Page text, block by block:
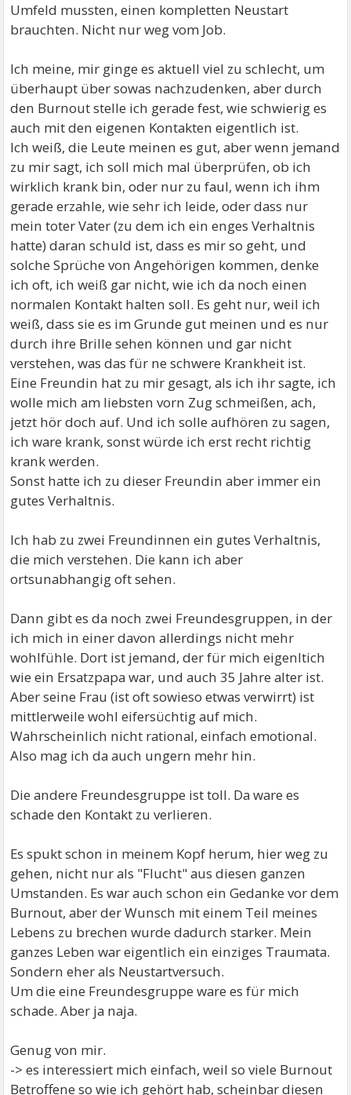
Umfeld mussten, einen kompletten Neustart
brauchten. Nicht nur weg vom Job.
Ich meine, mir ginge es aktuell viel zu schlecht, um
überhaupt über sowas nachzudenken, aber durch
den Burnout stelle ich gerade fest, wie schwierig es
auch mit den eigenen Kontakten eigentlich ist.
Ich weiß, die Leute meinen es gut, aber wenn jemand
zu mir sagt, ich soll mich mal überprüfen, ob ich
wirklich krank bin, oder nur zu faul, wenn ich ihm
gerade erzahle, wie sehr ich leide, oder dass nur
mein toter Vater (zu dem ich ein enges Verhaltnis
hatte) daran schuld ist, dass es mir so geht, und
solche Sprüche von Angehörigen kommen, denke
ich oft, ich weiß gar nicht, wie ich da noch einen
normalen Kontakt halten soll. Es geht nur, weil ich
weiß, dass sie es im Grunde gut meinen und es nur
durch ihre Brille sehen können und gar nicht
verstehen, was das für ne schwere Krankheit ist.
Eine Freundin hat zu mir gesagt, als ich ihr sagte, ich
wolle mich am liebsten vorn Zug schmeißen, ach,
jetzt hör doch auf. Und ich solle aufhören zu sagen,
ich ware krank, sonst würde ich erst recht richtig
krank werden.
Sonst hatte ich zu dieser Freundin aber immer ein
gutes Verhaltnis.
Ich hab zu zwei Freundinnen ein gutes Verhaltnis,
die mich verstehen. Die kann ich aber
ortsunabhangig oft sehen.
Dann gibt es da noch zwei Freundesgruppen, in der
ich mich in einer davon allerdings nicht mehr
wohlfühle. Dort ist jemand, der für mich eigenltich
wie ein Ersatzpapa war, und auch 35 Jahre alter ist.
Aber seine Frau (ist oft sowieso etwas verwirrt) ist
mittlerweile wohl eifersüchtig auf mich.
Wahrscheinlich nicht rational, einfach emotional.
Also mag ich da auch ungern mehr hin.
Die andere Freundesgruppe ist toll. Da ware es
schade den Kontakt zu verlieren.
Es spukt schon in meinem Kopf herum, hier weg zu
gehen, nicht nur als "Flucht" aus diesen ganzen
Umstanden. Es war auch schon ein Gedanke vor dem
Burnout, aber der Wunsch mit einem Teil meines
Lebens zu brechen wurde dadurch starker. Mein
ganzes Leben war eigentlich ein einziges Traumata.
Sondern eher als Neustartversuch.
Um die eine Freundesgruppe ware es für mich
schade. Aber ja naja.
Genug von mir.
-> es interessiert mich einfach, weil so viele Burnout
Betroffene so wie ich gehört hab, scheinbar diesen